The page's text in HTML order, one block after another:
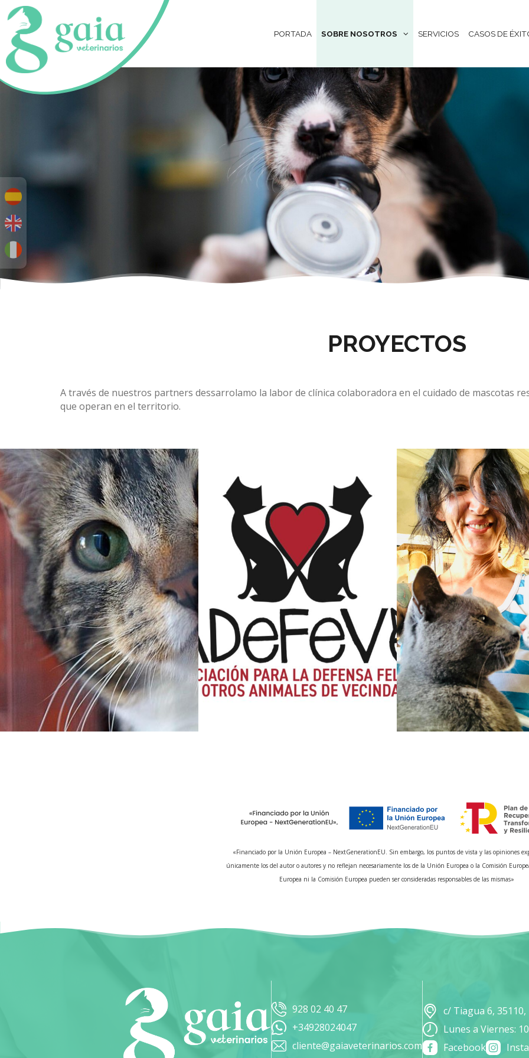
PORTADA SOBRE NOSOTROS SERVICIOS CASOS DE
PROYECTOS
A través de nuestros partners dessarrolamo la labor de clínica colaboradora en el cuidado de mascotas
que operan en el territorio.
«Financiado por la Unión Europea – NextGenerationEU. Sin embargo, los puntos de vista y las opiniones
únicamente los del autor o autores y no reflejan necesariamente los de la Unión Europea o la Comisión
Europea ni la Comisión Europea pueden ser consideradas responsables de las mismas»
928 02 40 47
+34928024047
cliente@gaiaveterinarios.com
c/ Tiagua 6,
Lunes a Viernes:
Facebook